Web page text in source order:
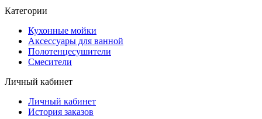
Категории
Кухонные мойки
Аксессуары для ванной
Полотенцесушители
Смесители
Личный кабинет
Личный кабинет
История заказов